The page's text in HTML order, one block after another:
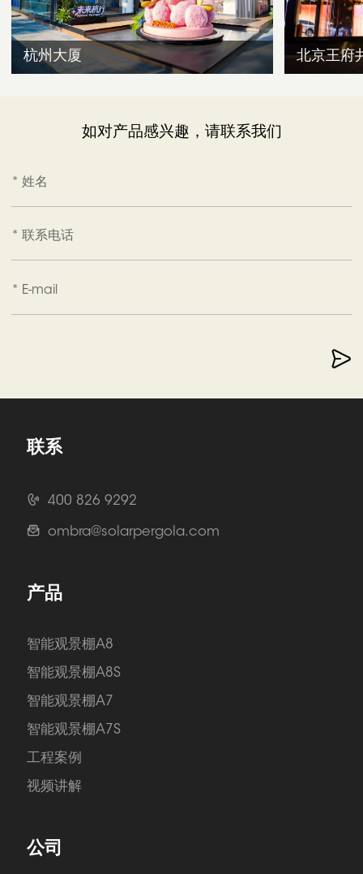
杭州大厦 北京王府
如对产品感兴趣，请联系我们
* 姓名
* 联系电话
* E-mail
联系
400 826 9292
ombra@solarpergola.com
产品
智能观景棚A8
智能观景棚A8S
智能观景棚A7
智能观景棚A7S
工程案例
视频讲解
公司